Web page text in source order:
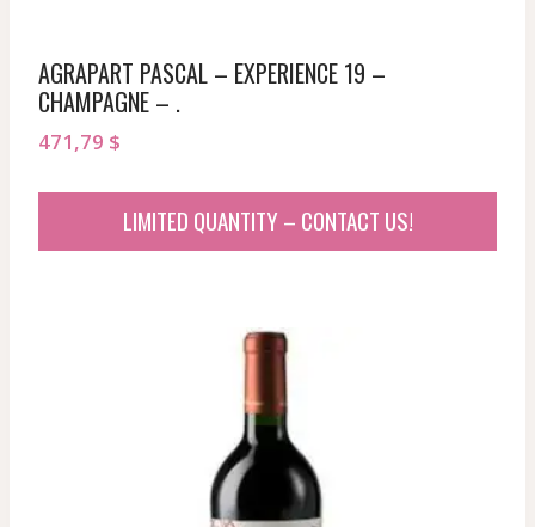
AGRAPART PASCAL – EXPERIENCE 19 –
CHAMPAGNE – .
471,79 $
LIMITED QUANTITY – CONTACT US!